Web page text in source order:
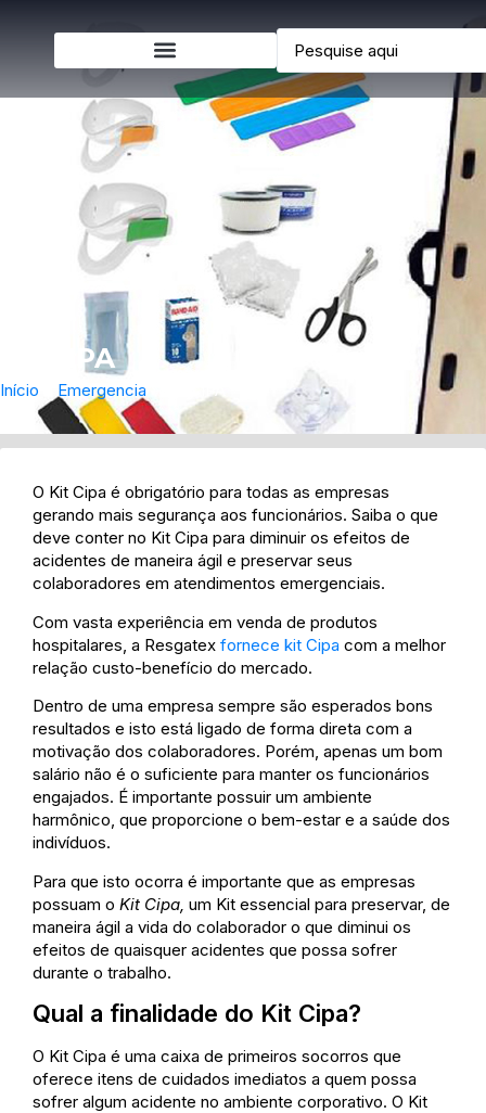
Kit CIPA
Início Emergencia Kit CIPA
O Kit Cipa é obrigatório para todas as empresas
gerando mais segurança aos funcionários. Saiba o que
deve conter no Kit Cipa para diminuir os efeitos de
acidentes de maneira ágil e preservar seus
colaboradores em atendimentos emergenciais.
Com vasta experiência em venda de produtos
hospitalares, a Resgatex fornece kit Cipa com a melhor
relação custo-benefício do mercado.
Dentro de uma empresa sempre são esperados bons
resultados e isto está ligado de forma direta com a
motivação dos colaboradores. Porém, apenas um bom
salário não é o suficiente para manter os funcionários
engajados. É importante possuir um ambiente
harmônico, que proporcione o bem-estar e a saúde dos
indivíduos.
Para que isto ocorra é importante que as empresas
possuam o Kit Cipa, um Kit essencial para preservar, de
maneira ágil a vida do colaborador o que diminui os
efeitos de quaisquer acidentes que possa sofrer
durante o trabalho.
Qual a finalidade do Kit Cipa?
O Kit Cipa é uma caixa de primeiros socorros que
oferece itens de cuidados imediatos a quem possa
sofrer algum acidente no ambiente corporativo. O Kit